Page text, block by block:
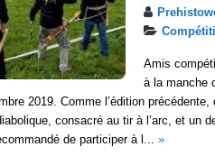
Amis
à la manche
2019. Comme l’édition
consacré au tir à l’arc, et un
de participer à l... »